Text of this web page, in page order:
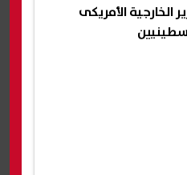
الخارجية الأمريكى